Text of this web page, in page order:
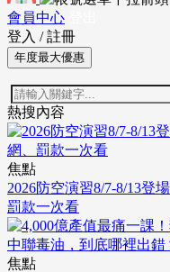
會員中心
登入 / 註冊
年度最大優惠
熱搜內容
焦點
2026防空演習8/7-8/13登
罰款一次看
焦點